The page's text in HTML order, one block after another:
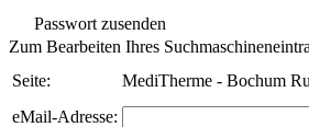
Passwort zusenden
Zum Bearbeiten Ihres
Seite:
MediTherme - Bochum
eMail-Adresse: